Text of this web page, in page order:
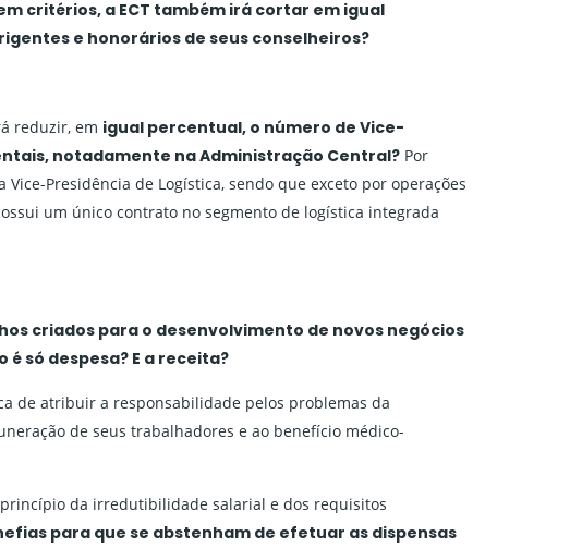
critérios, a ECT também irá cortar em igual
e honorários de seus conselheiros?
reduzir, em igual percentual, o número de Vice-
notadamente na Administração Central? Por
Presidência de Logística, sendo que exceto por operações
um único contrato no segmento de logística integrada
criados para o desenvolvimento de novos negócios
só despesa? E a receita?
de atribuir a responsabilidade pelos problemas da
de seus trabalhadores e ao benefício médico-
princípio da irredutibilidade salarial e dos requisitos
para que se abstenham de efetuar as dispensas